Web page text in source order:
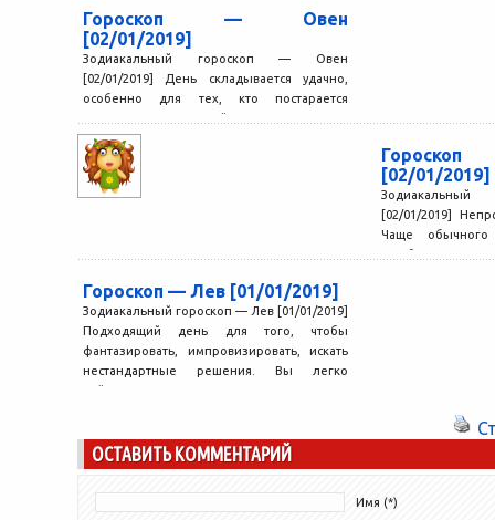
Гороскоп — Овен
[02/01/2019]
Зодиакальный гороскоп — Овен
[02/01/2019] День складывается удачно,
особенно для тех, кто постарается
провести его с пользой. Вам везет там,...
[02/01/2019]
[02/01/2019]
Чаще обычного
ошибки, вы
Гороскоп — Лев [01/01/2019]
Зодиакальный гороскоп — Лев [01/01/2019]
Подходящий день для того, чтобы
фантазировать, импровизировать, искать
нестандартные решения. Вы легко
найдете единомышленников, причем...
ОСТАВИТЬ КОММЕНТАРИЙ
Имя (*)